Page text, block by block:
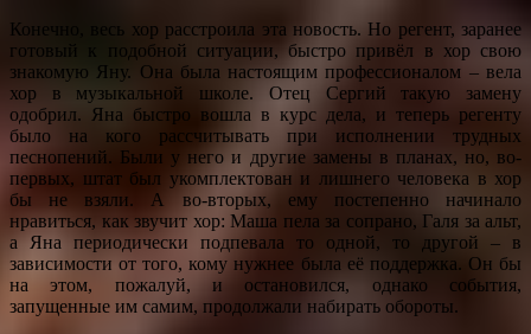
Конечно, весь хор расстроила эта новость. Но регент, заранее
готовый к подобной ситуации, быстро привёл в хор свою
знакомую Яну. Она была настоящим профессионалом – вела
хор в музыкальной школе. Отец Сергий такую замену
одобрил. Яна быстро вошла в курс дела, и теперь регенту
было на кого рассчитывать при исполнении трудных
песнопений. Были у него и другие замены в планах, но, во-
первых, штат был укомплектован и лишнего человека в хор
бы не взяли. А во-вторых, ему постепенно начинало
нравиться, как звучит хор: Маша пела за сопрано, Галя за альт,
а Яна периодически подпевала то одной, то другой – в
зависимости от того, кому нужнее была её поддержка. Он бы
на этом, пожалуй, и остановился, однако события,
запущенные им самим, продолжали набирать обороты.